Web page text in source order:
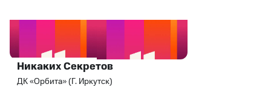
Никаких Секретов
ДК «Орбита» (Г. Иркутск)